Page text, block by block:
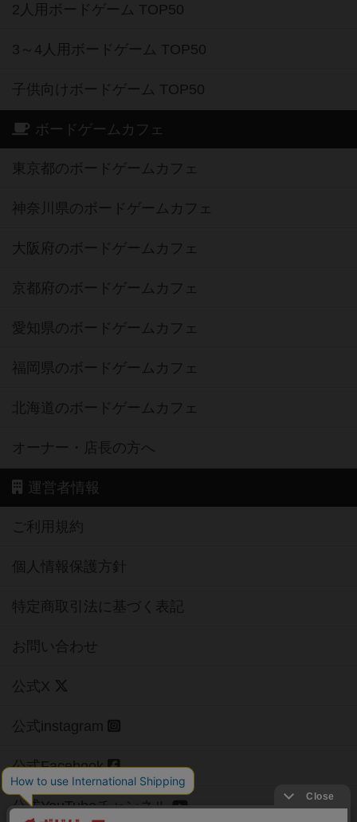
2人用ボードゲーム TOP50
3～4人用ボードゲーム TOP50
子供向けボードゲーム TOP50
ボードゲームカフェ
東京都のボードゲームカフェ
神奈川県のボードゲームカフェ
大阪府のボードゲームカフェ
京都府のボードゲームカフェ
愛知県のボードゲームカフェ
福岡県のボードゲームカフェ
北海道のボードゲームカフェ
オーナー・店長の方へ
運営者情報
ご利用規約
個人情報保護方針
特定商取引法に基づく表記
お問い合わせ
公式X
公式instagram
公式Facebook
公式YouTubeチャンネル